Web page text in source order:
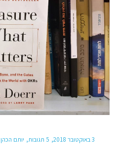
3 באוקטובר 2018 5 תגובות יותם הכהן